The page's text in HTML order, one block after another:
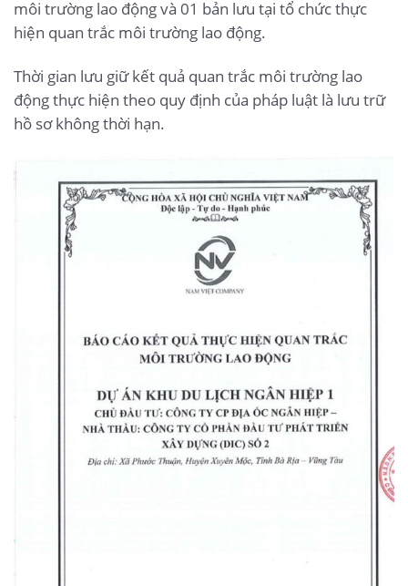
môi trường lao động và 01 bản lưu tại tổ chức thực
hiện quan trắc môi trường lao động.
Thời gian lưu giữ kết quả quan trắc môi trường lao
động thực hiện theo quy định của pháp luật là lưu trữ
hồ sơ không thời hạn.